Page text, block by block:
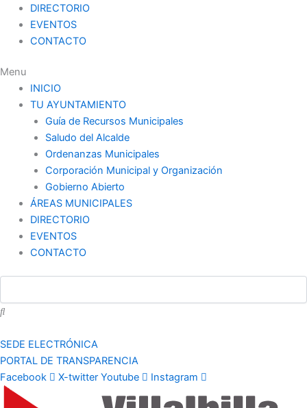
DIRECTORIO
EVENTOS
CONTACTO
Menu
INICIO
TU AYUNTAMIENTO
Guía de Recursos Municipales
Saludo del Alcalde
Ordenanzas Municipales
Corporación Municipal y Organización
Gobierno Abierto
ÁREAS MUNICIPALES
DIRECTORIO
EVENTOS
CONTACTO
SEDE ELECTRÓNICA
PORTAL DE TRANSPARENCIA
Facebook
X-twitter Youtube Instagram